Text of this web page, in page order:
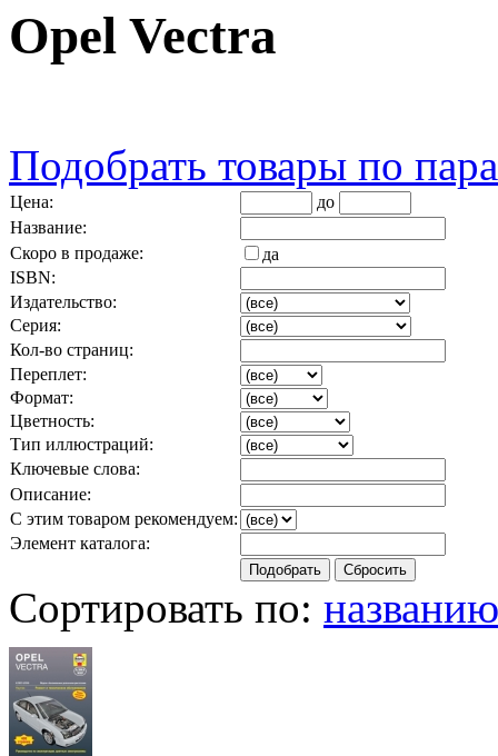
Opel Vectra
Подобрать товары по
Цена:
до
Название:
Скоро в продаже:
да
ISBN:
Издательство:
Серия:
Кол-во страниц:
Переплет:
Формат:
Цветность:
Тип иллюстраций:
Ключевые слова:
Описание:
С этим товаром рекомендуем:
Элемент каталога:
Сортировать по: названию